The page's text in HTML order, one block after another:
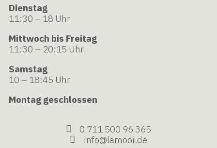
Dienstag
11:30 – 18 Uhr
Mittwoch bis Freitag
11:30 – 20:15 Uhr
Samstag
10 – 18:45 Uhr
Montag geschlossen
0 711 500 96 365
info@lamooi.de